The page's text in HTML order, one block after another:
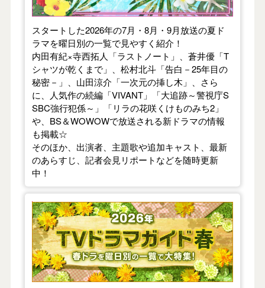
スタートした2026年の7月・8月・9月放送の夏ド
ラマを曜日別の一覧で見やすく紹介！
内田有紀×寺西拓人「ラストノート」、蒼井優「T
シャツが乾くまで」、松村北斗「告白－25年目の
秘密－」、山田涼介「一次元の挿し木」、さら
に、人気作の続編「VIVANT」「大追跡～警視庁S
SBC強行犯係～」「リラの花咲くけものみち2」
や、BS＆WOWOWで放送される新ドラマの情報
も掲載☆
そのほか、出演者、主題歌や追加キャスト、最新
のあらすじ、記者会見リポートなどを随時更新
中！
【2026年春】TVドラマガイド